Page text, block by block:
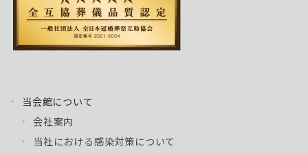
当会館について
会社案内
当社における感染対策について